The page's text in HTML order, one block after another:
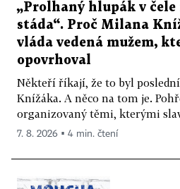
„Prolhaný hlupák v
stáda“. Proč Milana
vláda vedená mužem,
opovrhoval
Někteří říkají, že to byl
Knížáka. A něco na tom je.
organizovaný těmi, kterými
7. 8. 2026 ▪ 4 min. čtení